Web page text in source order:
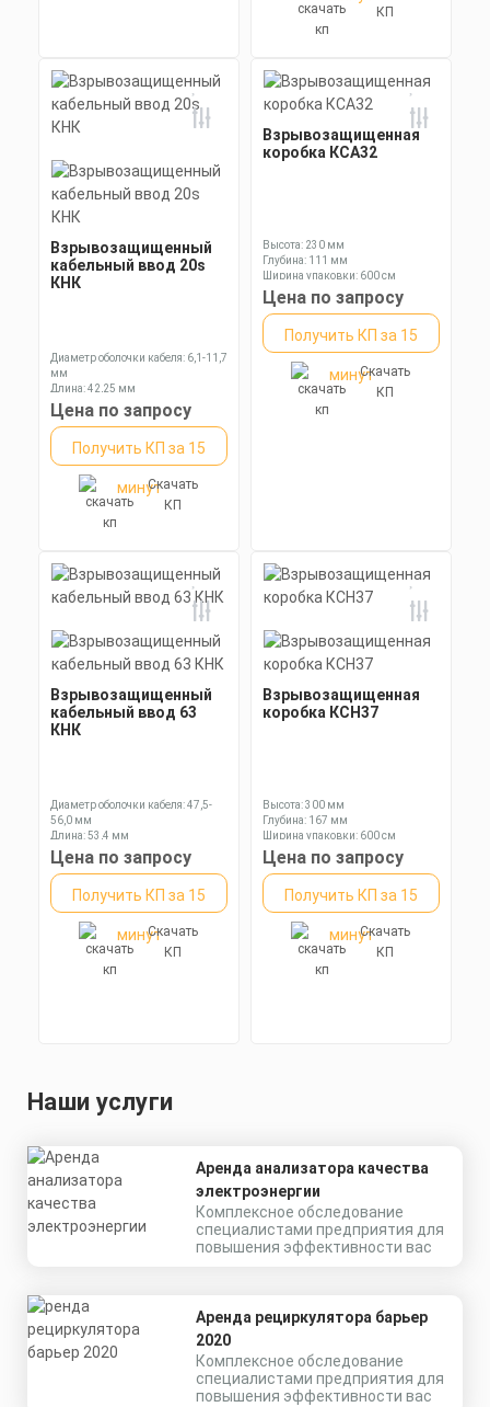
КП
Взрывозащищенный
кабельный ввод 20s
КНК
Диаметр оболочки кабеля: 6,1-11,7
мм
Длина: 42,25 мм
Ключ: 24 мм
Цена по запросу
Получить КП за 15
минутСкачать
КП
Взрывозащищенная
коробка КСА32
Высота: 230 мм
Глубина: 111 мм
Ширина упаковки: 600 см
Цена по запросу
Получить КП за 15
минутСкачать
КП
Взрывозащищенный
кабельный ввод 63
КНК
Диаметр оболочки кабеля: 47,5-
56,0 мм
Длина: 53,4 мм
Ключ: 75 мм
Цена по запросу
Получить КП за 15
минутСкачать
КП
Взрывозащищенная
коробка КСН37
Высота: 300 мм
Глубина: 167 мм
Ширина упаковки: 600 см
Цена по запросу
Получить КП за 15
минутСкачать
КП
Наши услуги
Аренда анализатора качества
электроэнергии
Комплексное обследование
специалистами предприятия для
повышения эффективности вас
Аренда рециркулятора барьер
2020
Комплексное обследование
специалистами предприятия для
повышения эффективности вас